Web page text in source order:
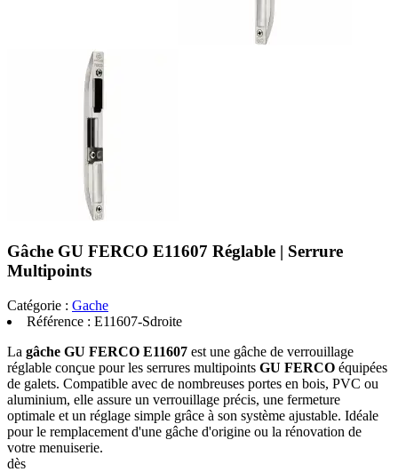
Gâche GU FERCO E11607 Réglable | Serrure
Multipoints
Catégorie : Gache
Référence : E11607-Sdroite
La gâche GU FERCO E11607 est une gâche de verrouillage
réglable conçue pour les serrures multipoints GU FERCO équipées
de galets. Compatible avec de nombreuses portes en bois, PVC ou
aluminium, elle assure un verrouillage précis, une fermeture
optimale et un réglage simple grâce à son système ajustable. Idéale
pour le remplacement d'une gâche d'origine ou la rénovation de
votre menuiserie.
dès